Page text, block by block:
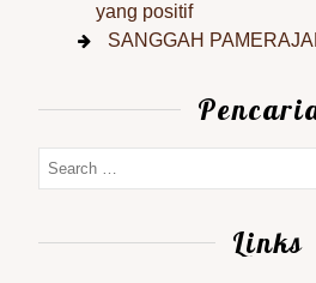
yang positif
SANGGAH
Links